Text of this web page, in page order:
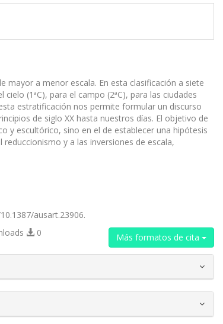
mayor a menor escala. En esta clasificación a siete
(1ªC), para el campo (2ªC), para las ciudades
esta estratificación nos permite formular un discurso
de siglo XX hasta nuestros días. El objetivo de
y escultórico, sino en el de establecer una hipótesis
y a las inversiones de escala,
ausart.23906.
Más formatos de cita
0